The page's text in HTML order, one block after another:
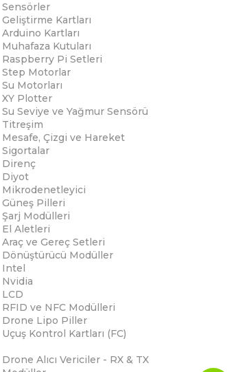
Sensörler
Geliştirme Kartları
Arduino Kartları
Muhafaza Kutuları
Raspberry Pi Setleri
Step Motorlar
Su Motorları
XY Plotter
Su Seviye ve Yağmur Sensörü
Titreşim
Mesafe, Çizgi ve Hareket
Sigortalar
Direnç
Diyot
Mikrodenetleyici
Güneş Pilleri
Şarj Modülleri
El Aletleri
Araç ve Gereç Setleri
Dönüştürücü Modüller
Intel
Nvidia
LCD
RFID ve NFC Modülleri
Drone Lipo Piller
Uçuş Kontrol Kartları (FC)
Drone Alıcı Vericiler - RX & TX